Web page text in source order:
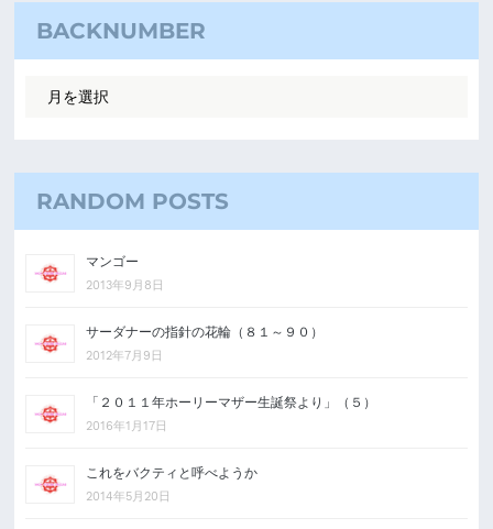
BACKNUMBER
RANDOM POSTS
マンゴー
2013年9月8日
サーダナーの指針の花輪（８１～９０）
2012年7月9日
「２０１１年ホーリーマザー生誕祭より」（５）
2016年1月17日
これをバクティと呼べようか
2014年5月20日